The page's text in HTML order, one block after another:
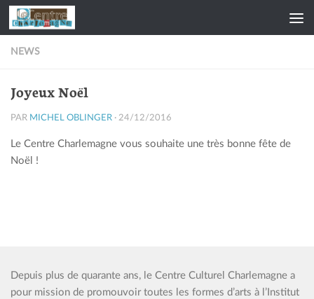
Skip to content
NEWS
Joyeux Noël
PAR MICHEL OBLINGER · 24/12/2016
Le Centre Charlemagne vous souhaite une très bonne fête de
Noël !
Depuis plus de quarante ans, le Centre Culturel Charlemagne a
pour mission de promouvoir toutes les formes d’arts à l’Institut